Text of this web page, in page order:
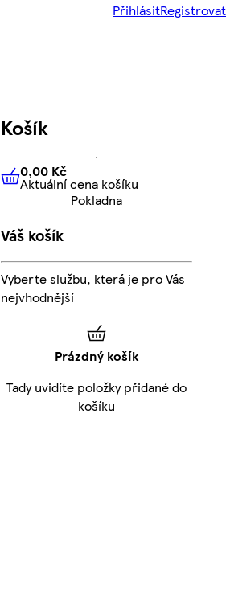
PřihlásitRegistrovat
Košík
0,00 KčAktuální cena košíku
0,00 Kč
Aktuální cena košíku
Pokladna
Váš košík
Vyberte službu, která je pro Vás
nejvhodnější
Prázdný košík
Tady uvidíte položky přidané do
košíku